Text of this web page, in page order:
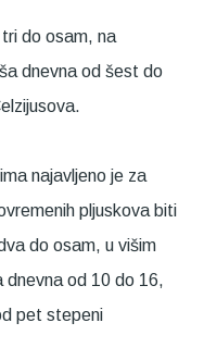
do osam, na
dnevna od šest do
najavljeno je za
pljuskova biti
do osam, u višim
dnevna od 10 do 16,
pet stepeni